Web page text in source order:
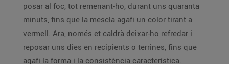
posar al foc, tot remenant-ho, durant uns quaranta
minuts, fins que la mescla agafi un color tirant a
vermell. Ara, només et caldrà deixar-ho refredar i
reposar uns dies en recipients o terrines, fins que
agafi la forma i la consistència característica.